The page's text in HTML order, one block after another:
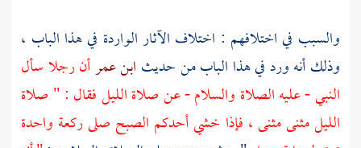
والسبب في اختلافهم : اختلاف الآثار الواردة في هذا الباب ،
وذلك أنه ورد في هذا الباب من حديث ابن عمرأن رجلا سأل
النبي - عليه الصلاة والسلام - عن صلاة الليل فقال : " صلاة
الليل مثنى مثنى ، فإذا خشي أحدكم الصبح صلى ركعة واحدة